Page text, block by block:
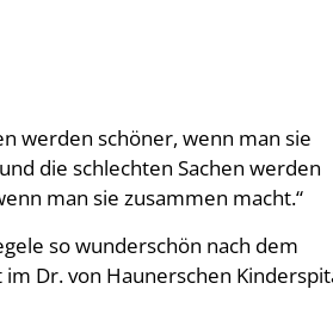
werden schöner, wenn man sie
die schlechten Sachen werden
man sie zusammen macht.“
so wunderschön nach dem
im Dr. von Haunerschen